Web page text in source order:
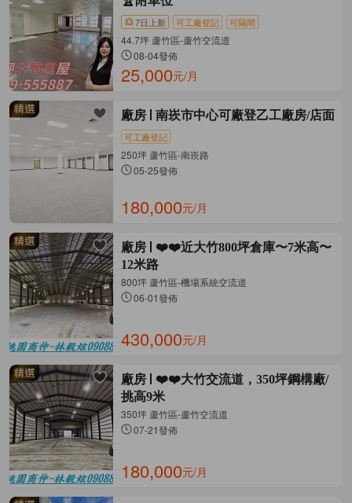
7日上新 可工廠登記 可隔間
44.7坪 蘆竹區-蘆竹交流道
08-04發佈
25,000元/月
廠房 南崁市中心可廠登乙工廠房/店面
可工廠登記
250坪 蘆竹區-南崁路
05-25發佈
180,000元/月
廠房
❤️❤️近大竹800坪倉庫〜7米高〜
12米路
800坪 蘆竹區-機場系統交流道
06-01發佈
430,000元/月
廠房
❤️❤️大竹交流道，350坪鋼構廠/
挑高9米
350坪 蘆竹區-蘆竹交流道
07-21發佈
180,000元/月